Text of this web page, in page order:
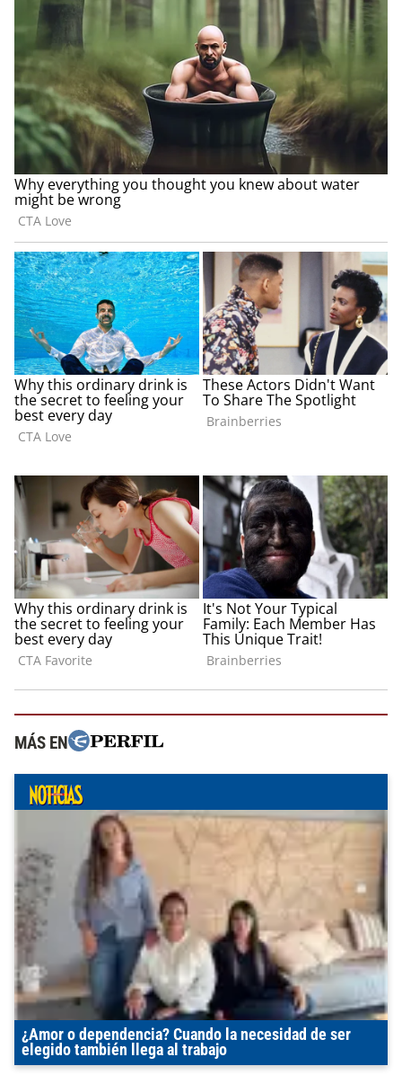
MÁS EN
¿Amor o dependencia? Cuando la necesidad de ser
elegido también llega al trabajo